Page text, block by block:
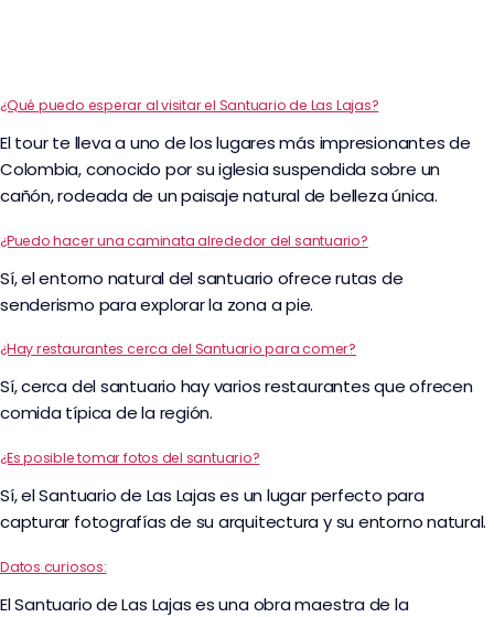
¿Qué puedo esperar al visitar el Santuario de Las Lajas?
El tour te lleva a uno de los lugares más impresionantes de
Colombia, conocido por su iglesia suspendida sobre un
cañón, rodeada de un paisaje natural de belleza única.
¿Puedo hacer una caminata alrededor del santuario?
Sí, el entorno natural del santuario ofrece rutas de
senderismo para explorar la zona a pie.
¿Hay restaurantes cerca del Santuario para comer?
Sí, cerca del santuario hay varios restaurantes que ofrecen
comida típica de la región.
¿Es posible tomar fotos del santuario?
Sí, el Santuario de Las Lajas es un lugar perfecto para
capturar fotografías de su arquitectura y su entorno natural.
Datos curiosos:
El Santuario de Las Lajas es una obra maestra de la